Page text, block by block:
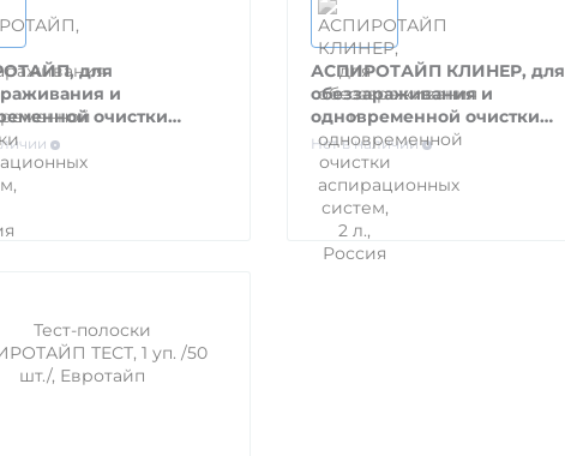
для
и
очистки
систем, 2 л.,
АСПИРОТАЙП КЛИНЕР, для
обеззараживания и
одновременной очистки
аспирационных систем, 2 л.,
Россия
Нет в наличии